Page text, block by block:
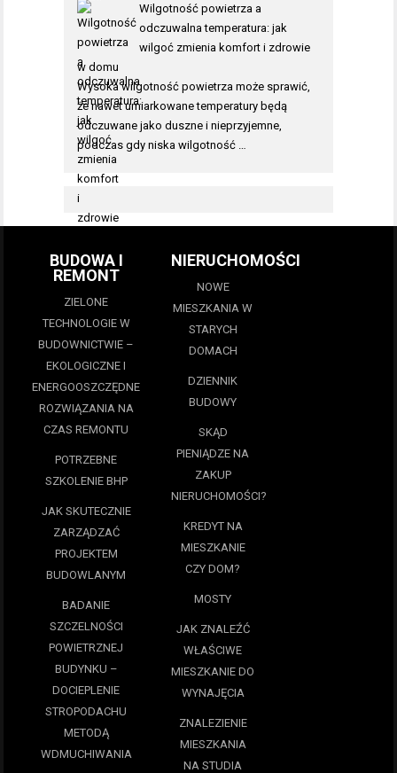
Wilgotność powietrza a
odczuwalna temperatura: jak
wilgoć zmienia komfort i zdrowie
w domu
Wysoka wilgotność powietrza może sprawić,
że nawet umiarkowane temperatury będą
odczuwane jako duszne i nieprzyjemne,
podczas gdy niska wilgotność …
BUDOWA I
REMONT
ZIELONE
TECHNOLOGIE W
BUDOWNICTWIE –
EKOLOGICZNE I
ENERGOOSZCZĘDNE
ROZWIĄZANIA NA
CZAS REMONTU
POTRZEBNE
SZKOLENIE BHP
JAK SKUTECZNIE
ZARZĄDZAĆ
PROJEKTEM
BUDOWLANYM
BADANIE
SZCZELNOŚCI
POWIETRZNEJ
BUDYNKU –
DOCIEPLENIE
STROPODACHU
METODĄ
WDMUCHIWANIA
NIERUCHOMOŚCI
NOWE
MIESZKANIA W
STARYCH
DOMACH
DZIENNIK
BUDOWY
SKĄD
PIENIĄDZE NA
ZAKUP
NIERUCHOMOŚCI?
KREDYT NA
MIESZKANIE
CZY DOM?
MOSTY
JAK ZNALEŹĆ
WŁAŚCIWE
MIESZKANIE DO
WYNAJĘCIA
ZNALEZIENIE
MIESZKANIA
NA STUDIA